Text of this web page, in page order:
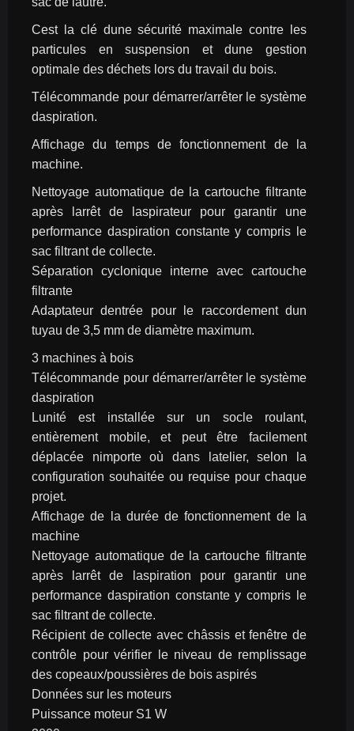
Cest la clé dune sécurité maximale contre les
particules en suspension et dune gestion
optimale des déchets lors du travail du bois.
Télécommande pour démarrer/arrêter le système
daspiration.
Affichage du temps de fonctionnement de la
machine.
Nettoyage automatique de la cartouche filtrante
après larrêt de laspirateur pour garantir une
performance daspiration constante y compris le
sac filtrant de collecte.
Séparation cyclonique interne avec cartouche
filtrante
Adaptateur dentrée pour le raccordement dun
tuyau de 3,5 mm de diamètre maximum.
3 machines à bois
Télécommande pour démarrer/arrêter le système
daspiration
Lunité est installée sur un socle roulant,
entièrement mobile, et peut être facilement
déplacée nimporte où dans latelier, selon la
configuration souhaitée ou requise pour chaque
projet.
Affichage de la durée de fonctionnement de la
machine
Nettoyage automatique de la cartouche filtrante
après larrêt de laspiration pour garantir une
performance daspiration constante y compris le
sac filtrant de collecte.
Récipient de collecte avec châssis et fenêtre de
contrôle pour vérifier le niveau de remplissage
des copeaux/poussières de bois aspirés
Données sur les moteurs
Puissance moteur S1 W